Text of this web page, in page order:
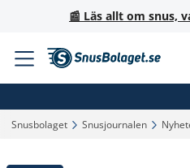
📰 Läs allt om snus,
Snusbolaget‎ Snusjournalen‎